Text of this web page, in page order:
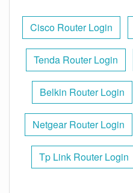
Cisco Router Login
Tenda Router Login
Belkin Router Login
Netgear Router Login
Tp Link Router Login